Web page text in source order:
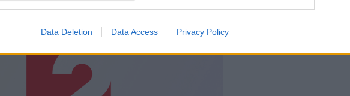
Data Deletion Data Access Privacy Policy